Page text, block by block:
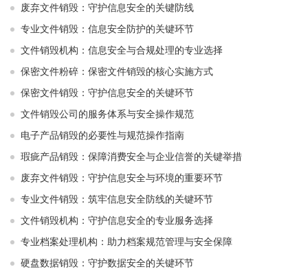
废弃文件销毁：守护信息安全的关键防线
专业文件销毁：信息安全防护的关键环节
文件销毁机构：信息安全与合规处理的专业选择
保密文件粉碎：保密文件销毁的核心实施方式
保密文件销毁：守护信息安全的关键环节
文件销毁公司的服务体系与安全操作规范
电子产品销毁的必要性与规范操作指南
瑕疵产品销毁：保障消费安全与企业信誉的关键举措
废弃文件销毁：守护信息安全与环境的重要环节
专业文件销毁：筑牢信息安全防线的关键环节
文件销毁机构：守护信息安全的专业服务选择
专业档案处理机构：助力档案规范管理与安全保障
硬盘数据销毁：守护数据安全的关键环节